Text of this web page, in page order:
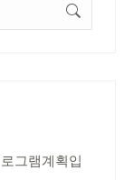
그램계획입